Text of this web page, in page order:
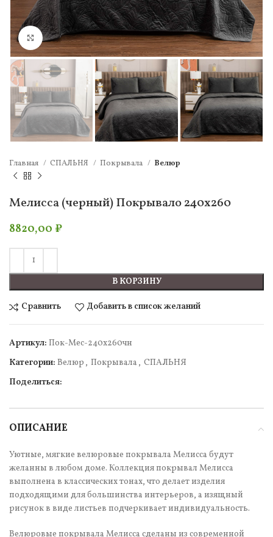
Нажмите, чтобы увеличить
Главная СПАЛЬНЯ Покрывала Велюр
Мелисса (черный) Покрывало 240х260
8820,00 ₽
В КОРЗИНУ
Сравнить Добавить в список желаний
Артикул: Пок-Мес-240х260чн
Категории: Велюр , Покрывала , СПАЛЬНЯ
Поделиться:
ОПИСАНИЕ
Уютные, мягкие велюровые покрывала Мелисса будут
желанны в любом доме. Коллекция покрывал Мелисса
выполнена в классических тонах, что делает изделия
подходящими для большинства интерьеров, а изящный
рисунок в виде листьев подчеркивает индивидуальность.
Велюровые покрывала Мелисса сделаны из современной